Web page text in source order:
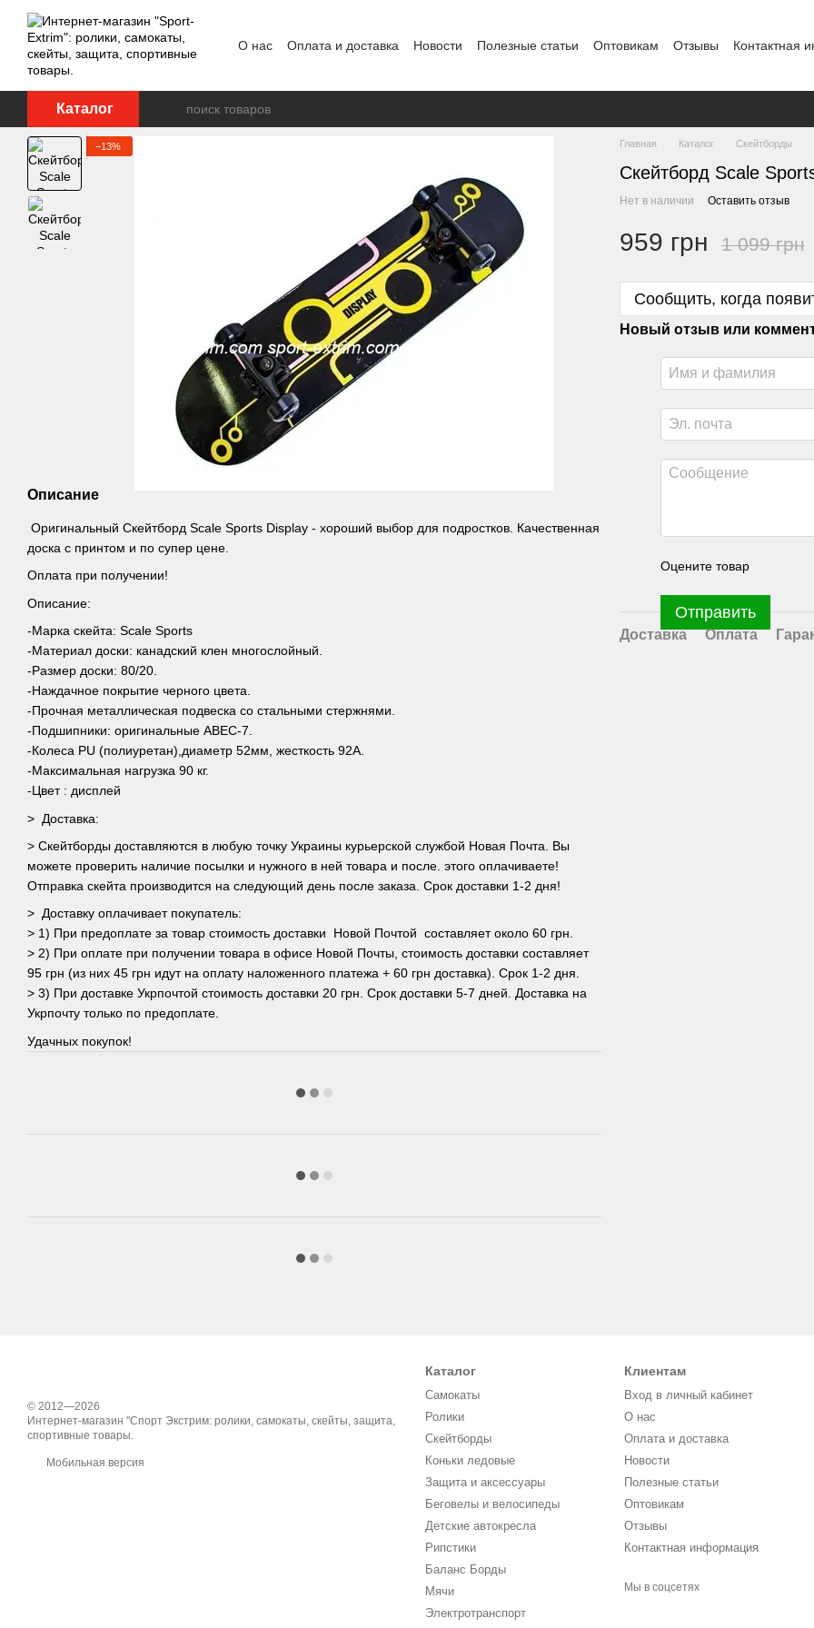
Перейти к основному контенту
О нас Оплата и доставка Новости Полезные статьи Оптовикам Отзывы Контактная
Каталог
−13%
Описание
Оригинальный Скейтборд Scale Sports Display - хороший выбор для подростков. Качественная
доска с принтом и по супер цене.
Оплата при получении!
Описание:
-Марка скейта: Scale Sports
-Материал доски: канадский клен многослойный.
-Размер доски: 80/20.
-Наждачное покрытие черного цвета.
-Прочная металлическая подвеска со стальными стержнями.
-Подшипники: оригинальные ABEC-7.
-Колеса PU (полиуретан),диаметр 52мм, жесткость 92А.
-Максимальная нагрузка 90 кг.
-Цвет : дисплей
> Доставка:
> Скейтборды доставляются в любую точку Украины курьерской службой Новая Почта. Вы
можете проверить наличие посылки и нужного в ней товара и после. этого оплачиваете!
Отправка скейта производится на следующий день после заказа. Срок доставки 1-2 дня!
> Доставку оплачивает покупатель:
> 1) При предоплате за товар стоимость доставки Новой Почтой составляет около 60 грн.
> 2) При оплате при получении товара в офисе Новой Почты, стоимость доставки составляет
95 грн (из них 45 грн идут на оплату наложенного платежа + 60 грн доставка). Срок 1-2 дня.
> 3) При доставке Укрпочтой стоимость доставки 20 грн. Срок доставки 5-7 дней. Доставка на
Укрпочту только по предоплате.
Удачных покупок!
Главная Каталог Скейтборды
Скейтборд Scale
Нет в наличии Оставить отзыв
959 грн 1 099 грн
Сообщить, когда
Новый отзыв или
Оцените товар
Отправить
Доставка Оплата
© 2012—2026
Интернет-магазин "Спорт Экстрим: ролики, самокаты, скейты, защита,
спортивные товары.
Мобильная версия
Каталог
Самокаты
Ролики
Скейтборды
Коньки ледовые
Защита и аксессуары
Беговелы и велосипеды
Детские автокресла
Рипстики
Баланс Борды
Мячи
Электротранспорт
Клиентам
Вход в личный кабинет
О нас
Оплата и доставка
Новости
Полезные статьи
Оптовикам
Отзывы
Контактная информация
Мы в соцсетях